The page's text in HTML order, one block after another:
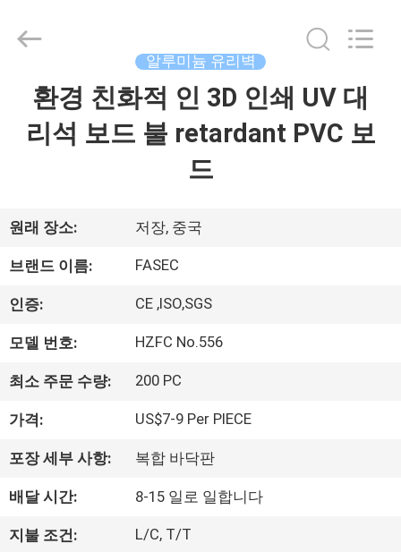
우
리
에
여
공
장
2026
Reserved.
알루미늄 유리벽
환경 친화적 인 3D 인쇄 UV 대
리석 보드 불 retardant PVC 보
드
원래 장소: 저장, 중국
브랜드 이름: FASEC
인증: CE ,ISO,SGS
모델 번호: HZFC No.556
최소 주문 수량: 200 PC
가격: US$7-9 Per PIECE
포장 세부 사항: 복합 바닥판
배달 시간: 8-15 일로 일합니다
지불 조건: L/C, T/T